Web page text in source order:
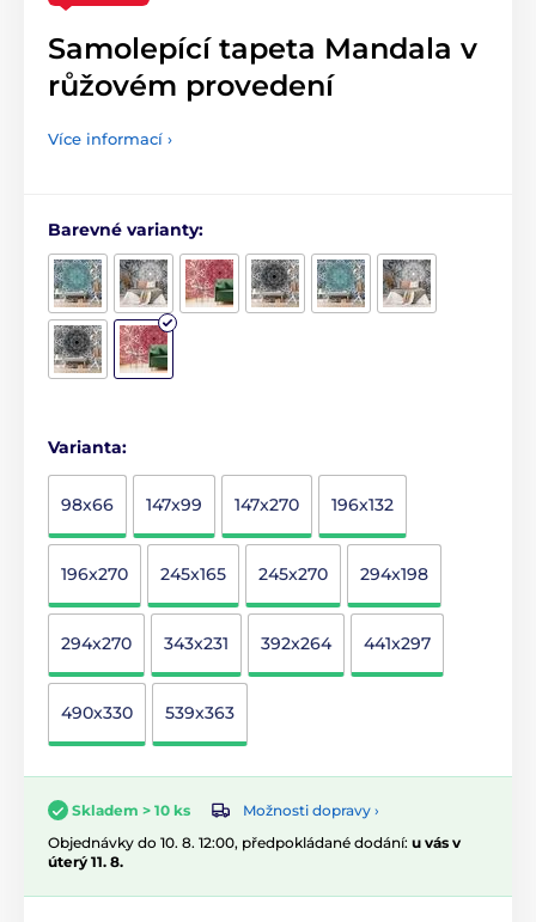
Samolepící tapeta Mandala v
růžovém provedení
Více informací ›
Barevné varianty:
Varianta:
98x66 147x99 147x270 196x132
196x270 245x165 245x270 294x198
294x270 343x231 392x264 441x297
490x330 539x363
Skladem > 10 ks
Možnosti dopravy ›
Objednávky do 10. 8. 12:00, předpokládané dodání: u vás v
úterý 11. 8.